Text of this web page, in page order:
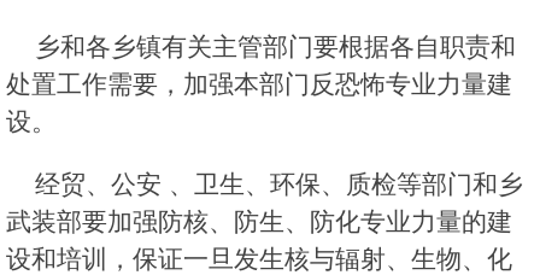
乡和各乡镇有关主管部门要根据各自职责和
处置工作需要，加强本部门反恐怖专业力量建
设。
经贸、公安 、卫生、环保、质检等部门和乡
武装部要加强防核、防生、防化专业力量的建
设和培训，保证一旦发生核与辐射、生物、化